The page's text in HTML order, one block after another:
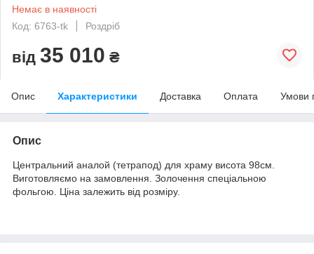
Немає в наявності
Код: 6763-tk
Роздріб
від 35 010 ₴
Опис Характеристики Доставка Оплата Умови
Опис
Центральний аналой (тетрапод) для храму висота 98см.
Виготовляємо на замовлення. Золочення спеціальною
фольгою. Ціна залежить від розміру.